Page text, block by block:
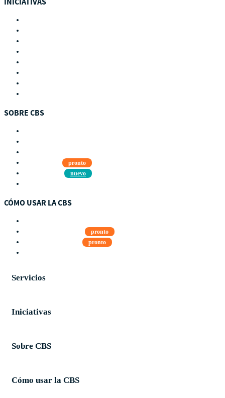
SOBRE CBS
pronto
nuevo
CÓMO USAR LA CBS
pronto
pronto
Servicios
Iniciativas
Sobre CBS
Cómo usar la CBS